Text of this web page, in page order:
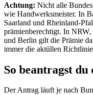
Achtung: Nicht alle
wie Handwerksmeister. In
Saarland und Rheinland-
prämienberechtigt. In
und Berlin gilt die Prämie
immer die aktüllen
So beantragst
Der Antrag läuft je nach